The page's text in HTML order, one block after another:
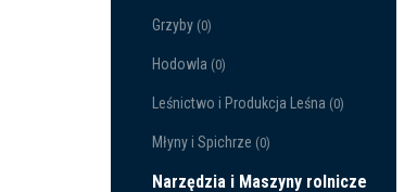
Grzyby (0)
Hodowla (0)
Leśnictwo i Produkcja Leśna (0)
Młyny i Spichrze (0)
Narzędzia i Maszyny rolnicze